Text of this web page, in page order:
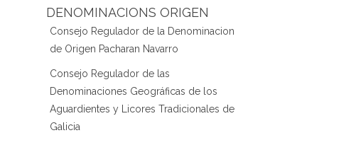
DENOMINACIONS ORIGEN
Consejo Regulador de la Denominacion
de Origen Pacharan Navarro
Consejo Regulador de las
Denominaciones Geográficas de los
Aguardientes y Licores Tradicionales de
Galicia